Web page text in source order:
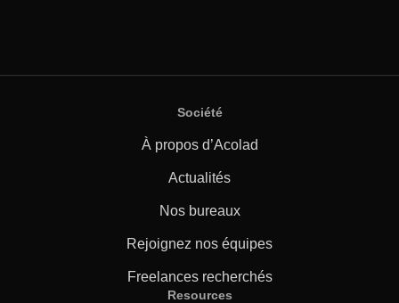
Société
À propos d’Acolad
Actualités
Nos bureaux
Rejoignez nos équipes
Freelances recherchés
Resources